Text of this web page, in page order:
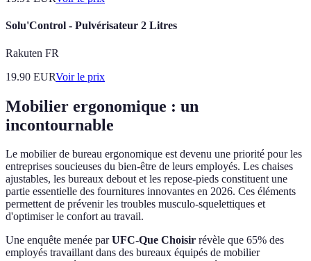
Solu'Control - Pulvérisateur 2 Litres
Rakuten FR
19.90 EURVoir le prix
Mobilier ergonomique : un
incontournable
Le mobilier de bureau ergonomique est devenu une priorité pour les
entreprises soucieuses du bien-être de leurs employés. Les chaises
ajustables, les bureaux debout et les repose-pieds constituent une
partie essentielle des fournitures innovantes en 2026. Ces éléments
permettent de prévenir les troubles musculo-squelettiques et
d'optimiser le confort au travail.
Une enquête menée parUFC-Que Choisir révèle que 65% des
employés travaillant dans des bureaux équipés de mobilier